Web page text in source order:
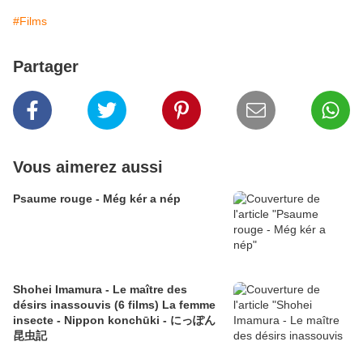
#Films
Partager
Vous aimerez aussi
Psaume rouge - Még kér a nép
Shohei Imamura - Le maître des
désirs inassouvis (6 films) La femme
insecte - Nippon konchūki - にっぽん
昆虫記